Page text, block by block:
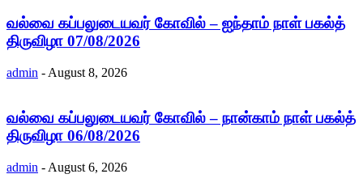
வல்வை கப்பலுடையவர் கோவில் – ஐந்தாம் நாள் பகல்த்
திருவிழா 07/08/2026
admin - August 8, 2026
வல்வை கப்பலுடையவர் கோவில் – நான்காம் நாள் பகல்த்
திருவிழா 06/08/2026
admin - August 6, 2026